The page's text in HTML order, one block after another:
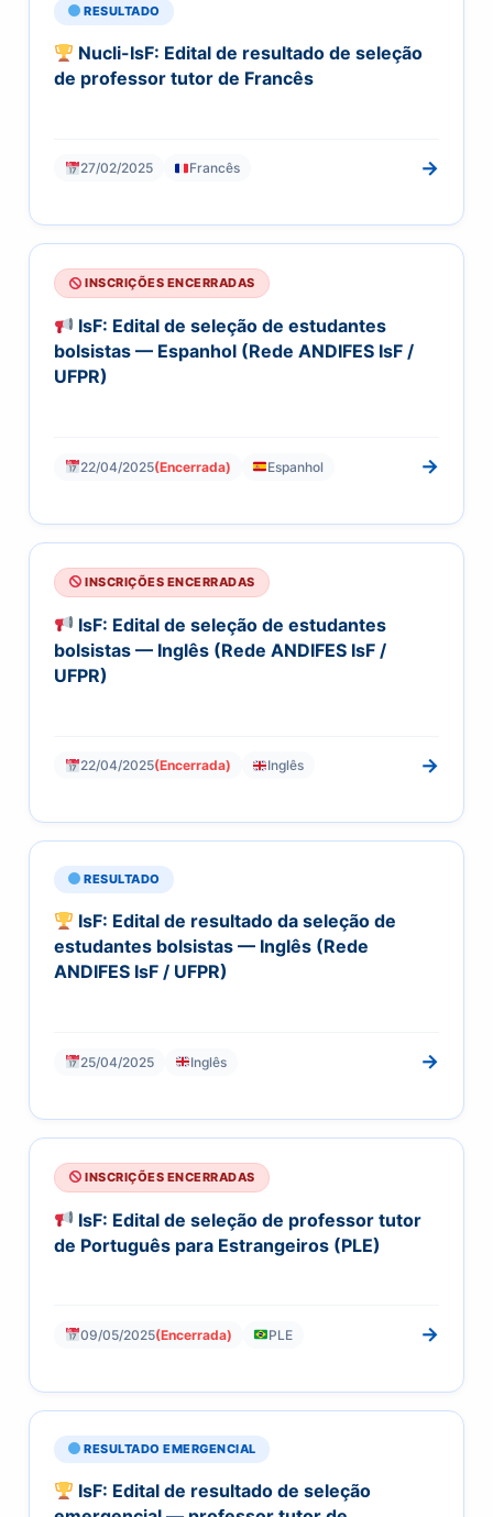
RESULTADO
Nucli-IsF: Edital de resultado de seleção
de professor tutor de Francês
27/02/2025 Francês →
INSCRIÇÕES ENCERRADAS
IsF: Edital de seleção de estudantes
bolsistas — Espanhol (Rede ANDIFES IsF /
UFPR)
22/04/2025(Encerrada) Espanhol →
INSCRIÇÕES ENCERRADAS
IsF: Edital de seleção de estudantes
bolsistas — Inglês (Rede ANDIFES IsF /
UFPR)
22/04/2025(Encerrada) Inglês →
RESULTADO
IsF: Edital de resultado da seleção de
estudantes bolsistas — Inglês (Rede
ANDIFES IsF / UFPR)
25/04/2025 Inglês →
INSCRIÇÕES ENCERRADAS
IsF: Edital de seleção de professor tutor
de Português para Estrangeiros (PLE)
09/05/2025(Encerrada) PLE →
RESULTADO EMERGENCIAL
IsF: Edital de resultado de seleção